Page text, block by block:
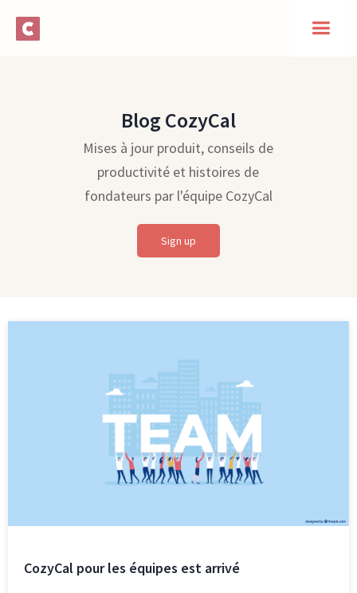
Blog CozyCal
Mises à jour produit, conseils de
productivité et histoires de
fondateurs par l'équipe CozyCal
Sign up
CozyCal pour les équipes est arrivé